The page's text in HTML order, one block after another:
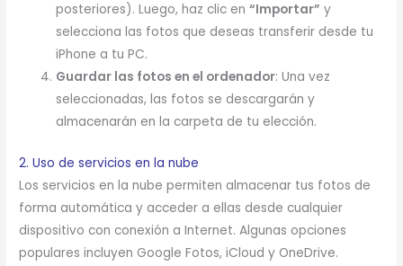
posteriores). Luego, haz clic en“Importar” y
selecciona las fotos que deseas transferir desde tu
iPhone a tu PC.
Guardar las fotos en el ordenador: Una vez
seleccionadas, las fotos se descargarán y
almacenarán en la carpeta de tu elección.
2. Uso de servicios en la nube
Los servicios en la nube permiten almacenar tus fotos de
forma automática y acceder a ellas desde cualquier
dispositivo con conexión a Internet. Algunas opciones
populares incluyen Google Fotos, iCloud y OneDrive.